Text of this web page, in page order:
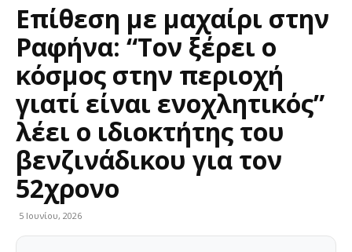
Επίθεση με μαχαίρι στην
Ραφήνα: “Τον ξέρει ο
κόσμος στην περιοχή
γιατί είναι ενοχλητικός”
λέει ο ιδιοκτήτης του
βενζινάδικου για τον
52χρονο
5 Ιουνίου, 2026